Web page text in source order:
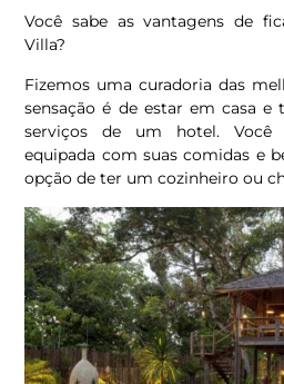
Você sabe as vantagens de
Villa?
Fizemos uma curadoria das
sensação é de estar em casa
serviços de um hotel. Você
equipada com suas comidas e
opção de ter um cozinheiro ou